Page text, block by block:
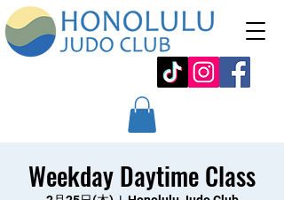
Weekday Daytime Class